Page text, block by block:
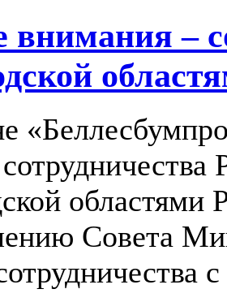
внимания –
областями
Совета